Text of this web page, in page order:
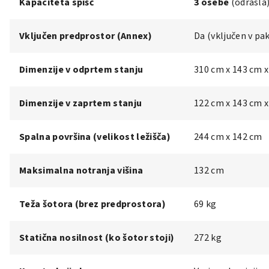
Vključen predprostor (Annex) Da (vključen v
Dimenzije v odprtem stanju 310 cm x 143 cm
Dimenzije v zaprtem stanju 122 cm x 143 cm
Spalna površina (velikost ležišča) 244 cm x 142 cm
Maksimalna notranja višina 132 cm
Teža šotora (brez predprostora) 69 kg
Statična nosilnost (ko šotor stoji) 272 kg